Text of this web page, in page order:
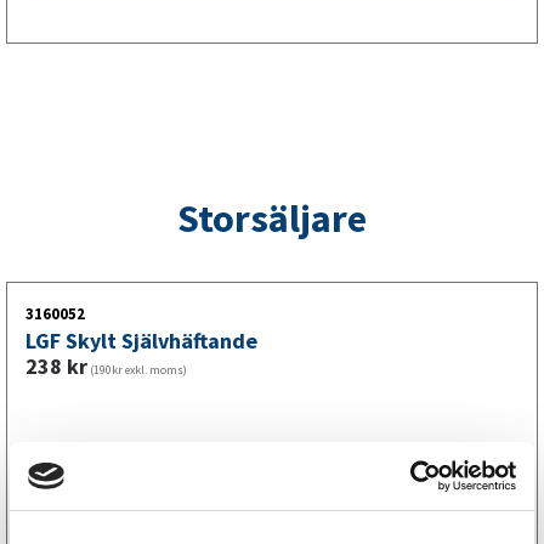
Storsäljare
3160052
LGF Skylt Självhäftande
238 kr (190kr exkl. moms)